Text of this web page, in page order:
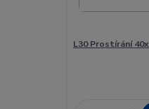
L30 Prostírání